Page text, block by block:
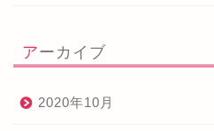
アーカイブ
2020年10月